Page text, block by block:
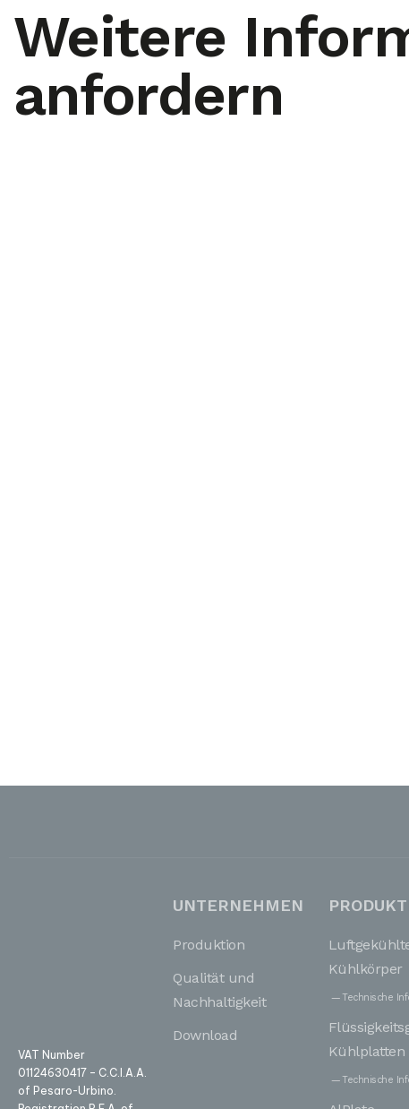
Weitere
anfordern
VAT Number
01124630417 – C.C.I.A.A.
of Pesaro-Urbino.
UNTERNEHMEN
Produktion
Qualität und
Nachhaltigkeit
Download
Kühlkörper
Technische
Kühlplatten
Technische